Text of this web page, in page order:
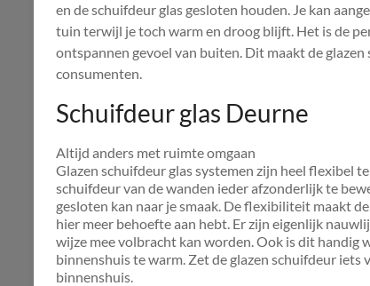
en de schuifdeur glas gesloten houden. Je kan
tuin terwijl je toch warm en droog blijft. Het is de
ontspannen gevoel van buiten. Dit maakt de
consumenten.
Schuifdeur glas Deurne
Altijd anders met ruimte omgaan
Glazen schuifdeur glas systemen zijn heel flexibel
schuifdeur van de wanden ieder afzonderlijk te
gesloten kan naar je smaak. De flexibiliteit maakt
hier meer behoefte aan hebt. Er zijn eigenlijk
wijze mee volbracht kan worden. Ook is dit handig
binnenshuis te warm. Zet de glazen schuifdeur
binnenshuis.